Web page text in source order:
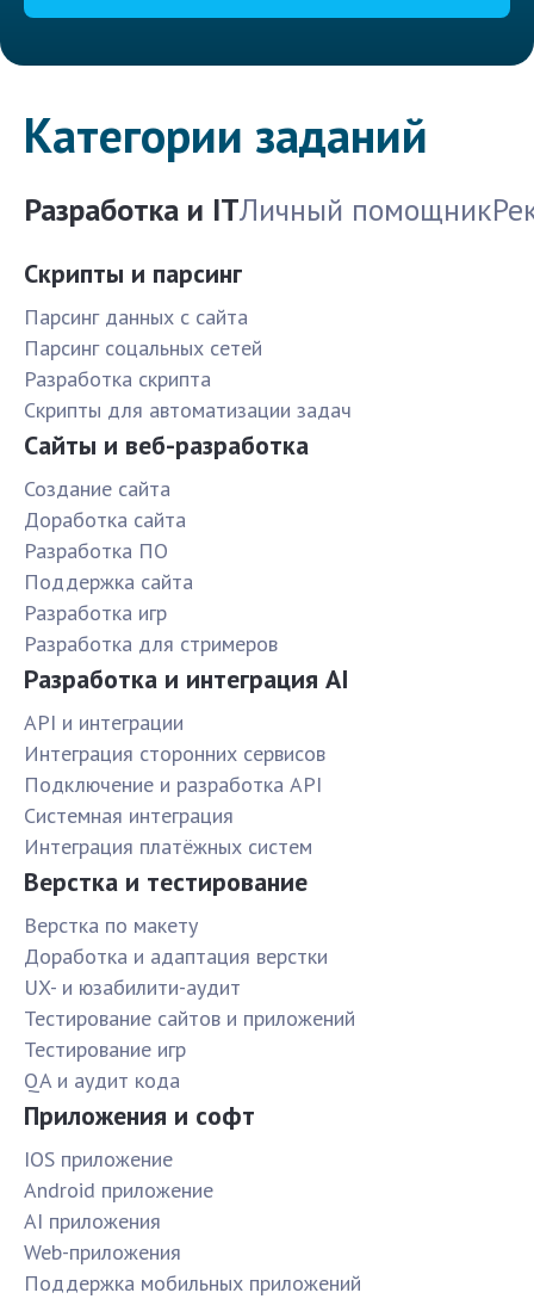
Категории заданий
Разработка и ITЛичный помощник
Скрипты и парсинг
Парсинг данных с сайта
Парсинг соцальных сетей
Разработка скрипта
Скрипты для автоматизации задач
Сайты и веб-разработка
Создание сайта
Доработка сайта
Разработка ПО
Поддержка сайта
Разработка игр
Разработка для стримеров
Разработка и интеграция AI
API и интеграции
Интеграция сторонних сервисов
Подключение и разработка API
Системная интеграция
Интеграция платёжных систем
Верстка и тестирование
Верстка по макету
Доработка и адаптация верстки
UX- и юзабилити-аудит
Тестирование сайтов и приложений
Тестирование игр
QA и аудит кода
Приложения и софт
IOS приложение
Android приложение
AI приложения
Web-приложения
Поддержка мобильных приложений